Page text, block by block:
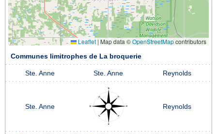
Leaflet |Map data ©OpenStreetMapcontributors
Communes limitrophes de La broquerie
Ste. Anne Ste. Anne Reynolds
Ste. Anne Reynolds